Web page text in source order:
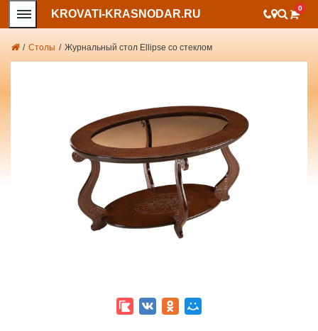
KROVATI-KRASNODAR.RU 0
/ Столы / Журнальный стол Ellipse со стеклом